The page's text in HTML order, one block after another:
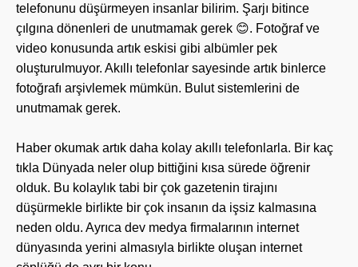
telefonunu düşürmeyen insanlar bilirim. Şarjı bitince
çılgına dönenleri de unutmamak gerek 😊. Fotoğraf ve
video konusunda artık eskisi gibi albümler pek
oluşturulmuyor. Akıllı telefonlar sayesinde artık binlerce
fotoğrafı arşivlemek mümkün. Bulut sistemlerini de
unutmamak gerek.
Haber okumak artık daha kolay akıllı telefonlarla. Bir kaç
tıkla Dünyada neler olup bittiğini kısa sürede öğrenir
olduk. Bu kolaylık tabi bir çok gazetenin tirajını
düşürmekle birlikte bir çok insanın da işsiz kalmasına
neden oldu. Ayrıca dev medya firmalarının internet
dünyasında yerini almasıyla birlikte oluşan internet